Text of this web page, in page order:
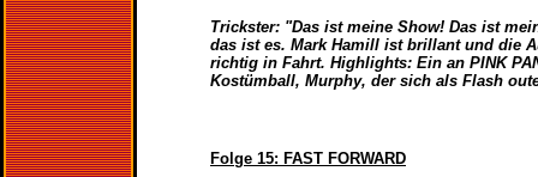
Trickster: "Das ist meine Show! Das ist
das ist es. Mark Hamill ist brillant und die
richtig in Fahrt. Highlights: Ein an PINK
Kostümball, Murphy, der sich als Flash
Folge 15: FAST FORWARD